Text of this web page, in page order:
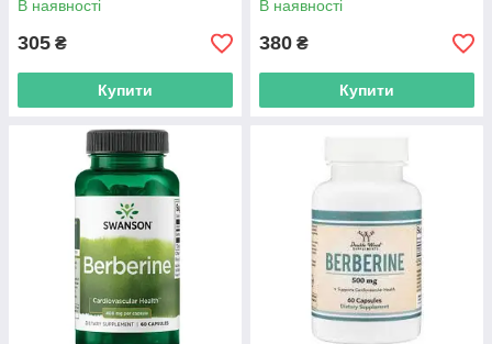
В наявності
305 ₴
Купити
В наявності
380 ₴
Купити